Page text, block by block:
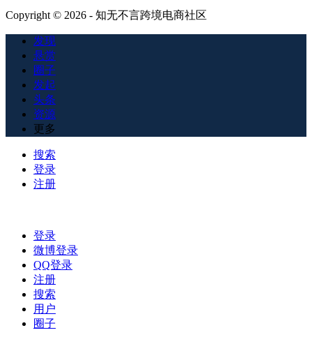
Copyright © 2026 - 知无不言跨境电商社区
发现
悬赏
圈子
发起
头条
资源
更多
搜索
登录
注册
登录
微博登录
QQ登录
注册
搜索
用户
圈子